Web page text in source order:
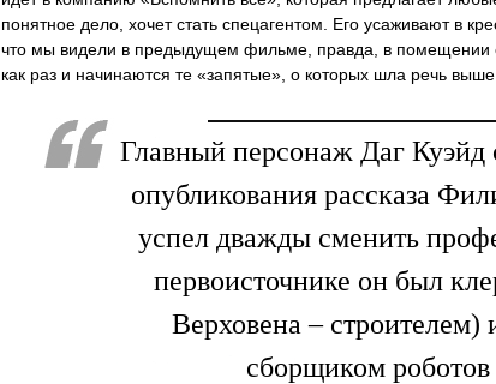
понятное дело, хочет стать спецагентом. Его усаживают в
что мы видели в предыдущем фильме, правда, в помещении
как раз и начинаются те «запятые», о которых шла речь
Главный персонаж Даг Куэйд
опубликования рассказа
успел дважды сменить
первоисточнике он был
Верховена – строителем)
сборщиком роботов